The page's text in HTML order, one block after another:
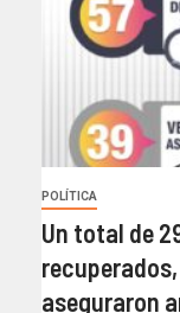
POLÍTICA
Un total de
aseguraron